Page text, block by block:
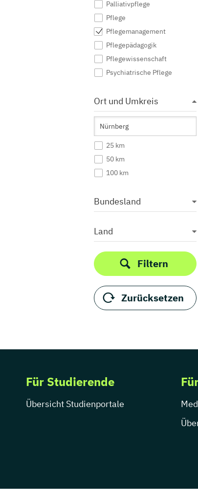
Palliativpflege
Pflege
Pflegemanagement
Pflegepädagogik
Pflegewissenschaft
Psychiatrische Pflege
Ort und Umkreis
25 km
50 km
100 km
Bundesland
Land
Filtern
Zurücksetzen
Für Studierende
Übersicht Studienportale